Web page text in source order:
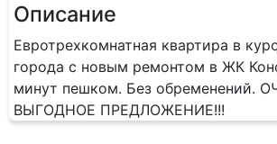
Описание
Евротрехкомнатная квартира в
города с новым ремонтом в ЖК
минут пешком. Без обременений.
ВЫГОДНОЕ ПРЕДЛОЖЕНИЕ!!!